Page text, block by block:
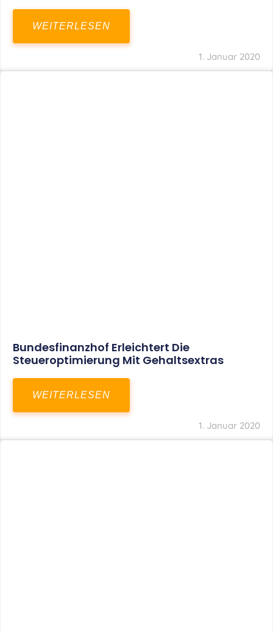
WEITERLESEN
1. Januar 2020
Bundesfinanzhof Erleichtert Die
Steueroptimierung Mit Gehaltsextras
WEITERLESEN
1. Januar 2020